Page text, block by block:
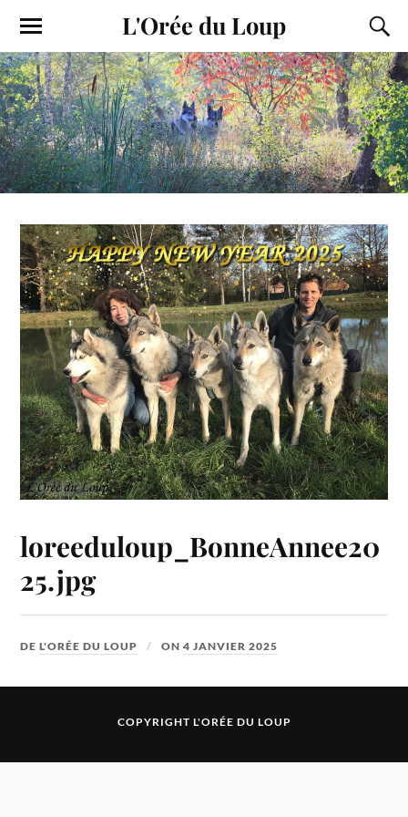
L'Orée du Loup
loreeduloup_BonneAnnee20
25.jpg
DEL'ORÉE DU LOUP ON4 JANVIER 2025
COPYRIGHT L'ORÉE DU LOUP